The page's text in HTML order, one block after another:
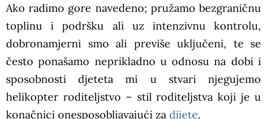
Ako radimo gore navedeno; pružamo bezgraničnu
toplinu i podršku ali uz intenzivnu kontrolu,
dobronamjerni smo ali previše uključeni, te se
često ponašamo neprikladno u odnosu na dobi i
sposobnosti djeteta mi u stvari njegujemo
helikopter roditeljstvo – stil roditeljstva koji je u
konačnici onesposobljavajući za dijete.